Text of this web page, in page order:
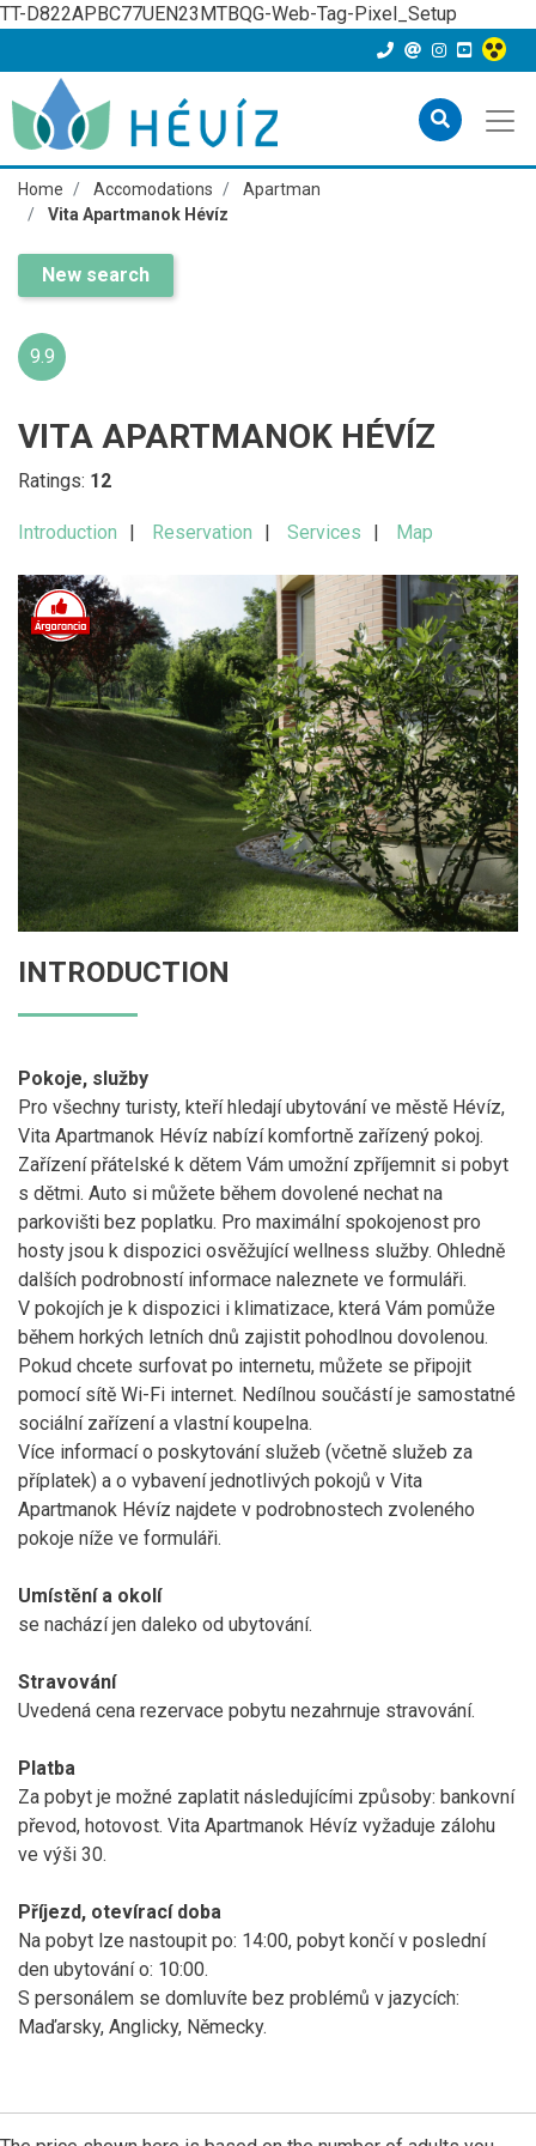
TT-D822APBC77UEN23MTBQG-Web-Tag-Pixel_Setup
Home Accomodations
Apartman
Vita Apartmanok Hévíz
New search
9.9
VITA APARTMANOK HÉVÍZ
Ratings: 12
Introduction Reservation Services Map
INTRODUCTION
Pokoje, služby
Pro všechny turisty, kteří hledají ubytování ve městě Hévíz,
Vita Apartmanok Hévíz nabízí komfortně zařízený pokoj.
Zařízení přátelské k dětem Vám umožní zpříjemnit si pobyt
s dětmi. Auto si můžete během dovolené nechat na
parkovišti bez poplatku. Pro maximální spokojenost pro
hosty jsou k dispozici osvěžující wellness služby. Ohledně
dalších podrobností informace naleznete ve formuláři.
V pokojích je k dispozici i klimatizace, která Vám pomůže
během horkých letních dnů zajistit pohodlnou dovolenou.
Pokud chcete surfovat po internetu, můžete se připojit
pomocí sítě Wi-Fi internet. Nedílnou součástí je samostatné
sociální zařízení a vlastní koupelna.
Více informací o poskytování služeb (včetně služeb za
příplatek) a o vybavení jednotlivých pokojů v Vita
Apartmanok Hévíz najdete v podrobnostech zvoleného
pokoje níže ve formuláři.
Umístění a okolí
se nachází jen daleko od ubytování.
Stravování
Uvedená cena rezervace pobytu nezahrnuje stravování.
Platba
Za pobyt je možné zaplatit následujícími způsoby: bankovní
převod, hotovost. Vita Apartmanok Hévíz vyžaduje zálohu
ve výši 30.
Příjezd, otevírací doba
Na pobyt lze nastoupit po: 14:00, pobyt končí v poslední
den ubytování o: 10:00.
S personálem se domluvíte bez problémů v jazycích:
Maďarsky, Anglicky, Německy.